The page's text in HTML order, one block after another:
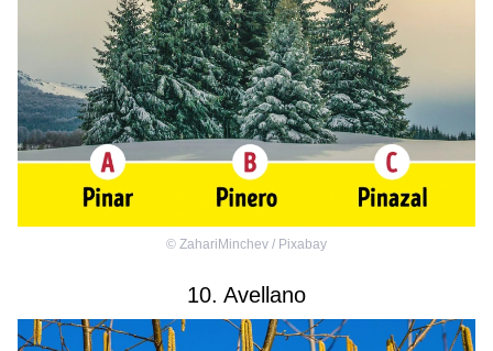
© ZahariMinchev / Pixabay
10. Avellano